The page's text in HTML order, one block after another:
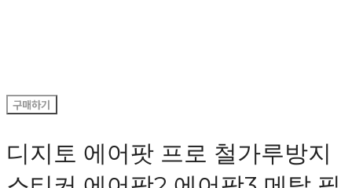
구매하기
디지토 에어팟 프로 철가루방지